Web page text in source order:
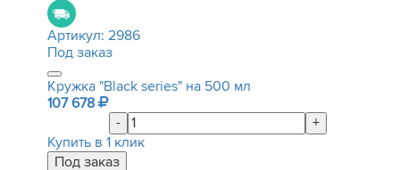
Артикул: 2986
Под заказ
Кружка "Black series" на 500 мл
107 678
-
+
Купить в 1 клик